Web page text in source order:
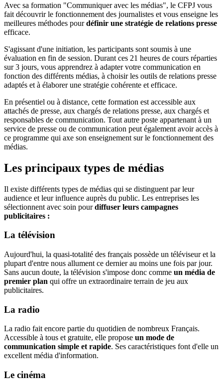
Avec sa formation "Communiquer avec les médias", le CFPJ vous
fait découvrir le fonctionnement des journalistes et vous enseigne les
meilleures méthodes pourdéfinir une stratégie de relations presse
efficace.
S'agissant d'une initiation, les participants sont soumis à une
évaluation en fin de session. Durant ces 21 heures de cours réparties
sur 3 jours, vous apprendrez à adapter votre communication en
fonction des différents médias, à choisir les outils de relations presse
adaptés et à élaborer une stratégie cohérente et efficace.
En présentiel ou à distance, cette formation est accessible aux
attachés de presse, aux chargés de relations presse, aux chargés et
responsables de communication. Tout autre poste appartenant à un
service de presse ou de communication peut également avoir accès à
ce programme qui axe son enseignement sur le fonctionnement des
médias.
Les principaux types de médias
Il existe différents types de médias qui se distinguent par leur
audience et leur influence auprès du public. Les entreprises les
sélectionnent avec soin pourdiffuser leurs campagnes
publicitaires :
La télévision
Aujourd'hui, la quasi-totalité des français possède un téléviseur et la
plupart d'entre nous allument ce dernier au moins une fois par jour.
Sans aucun doute, la télévision s'impose donc comme un média de
premier plan qui offre un extraordinaire terrain de jeu aux
publicitaires.
La radio
La radio fait encore partie du quotidien de nombreux Français.
Accessible à tous et gratuite, elle propose un mode de
communication simple et rapide. Ses caractéristiques font d'elle un
excellent média d'information.
Le cinéma